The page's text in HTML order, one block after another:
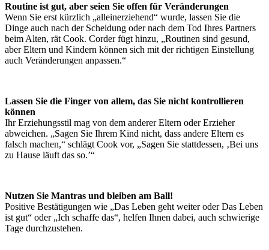
Routine ist gut, aber seien Sie offen für Veränderungen
Wenn Sie erst kürzlich „alleinerziehend“ wurde, lassen Sie die
Dinge auch nach der Scheidung oder nach dem Tod Ihres Partners
beim Alten, rät Cook. Corder fügt hinzu, „Routinen sind gesund,
aber Eltern und Kindern können sich mit der richtigen Einstellung
auch Veränderungen anpassen.“
Lassen Sie die Finger von allem, das Sie nicht kontrollieren
können
Ihr Erziehungsstil mag von dem anderer Eltern oder Erzieher
abweichen. „Sagen Sie Ihrem Kind nicht, dass andere Eltern es
falsch machen,“ schlägt Cook vor, „Sagen Sie stattdessen, ‚Bei uns
zu Hause läuft das so.’“
Nutzen Sie Mantras und bleiben am Ball!
Positive Bestätigungen wie „Das Leben geht weiter oder Das Leben
ist gut“ oder „Ich schaffe das“, helfen Ihnen dabei, auch schwierige
Tage durchzustehen.